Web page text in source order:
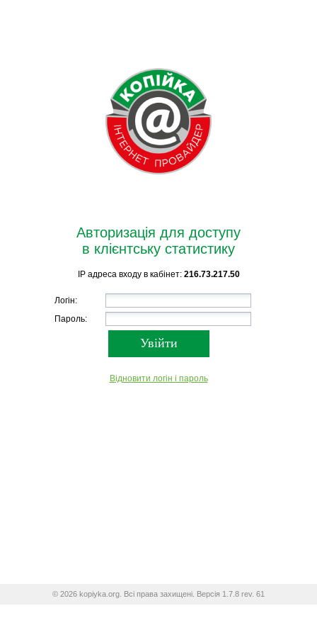
Авторизація для доступу
в клієнтську статистику
IP адреса входу в кабінет: 216.73.217.50
Логін:
Пароль:
Відновити логін і пароль
© 2026 kopiyka.org. Всі права захищені. Версія 1.7.8 rev. 61